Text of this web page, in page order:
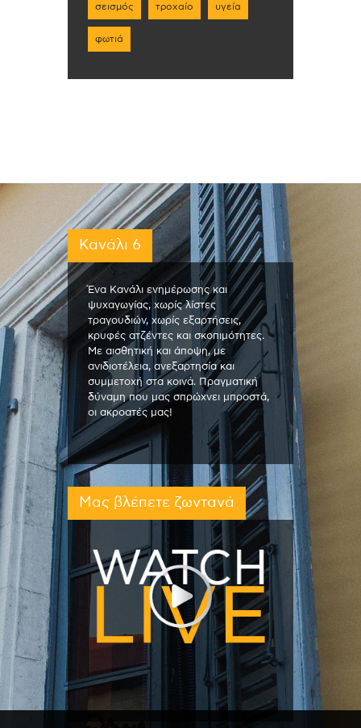
σεισμός τροχαίο υγεία
φωτιά
Κανάλι 6
Ένα Κανάλι ενημέρωσης και
ψυχαγωγίας, χωρίς λίστες
τραγουδιών, χωρίς εξαρτήσεις,
κρυφές ατζέντες και σκοπιμότητες.
Με αισθητική και άποψη, με
ανιδιοτέλεια, ανεξαρτησία και
συμμετοχή στα κοινά. Πραγματική
δύναμη που μας σπρώχνει μπροστά,
οι ακροατές μας!
Μας βλέπετε ζωντανά